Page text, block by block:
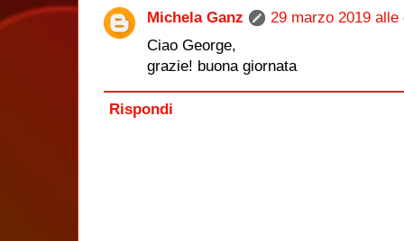
Michela Ganz
29 marzo 2019 alle
Ciao George,
grazie! buona giornata
Rispondi